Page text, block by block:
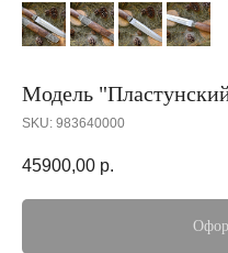
Модель
SKU: 983640000
45900,00 р.